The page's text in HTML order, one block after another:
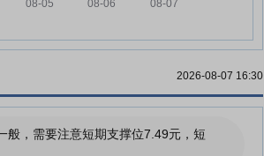
2026-08-07 16:30
般，需要注意短期支撑位7.49元，短